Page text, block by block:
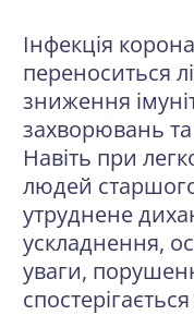
Інфекція
переноситься
зниження
захворювань та
Навіть при
людей
утруднене
ускладнення,
уваги,